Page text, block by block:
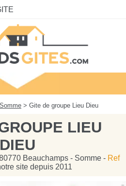
Somme > Gite de groupe Lieu Dieu
LIEU
DIEU
Beauchamps - Somme - Ref
site depuis 2011